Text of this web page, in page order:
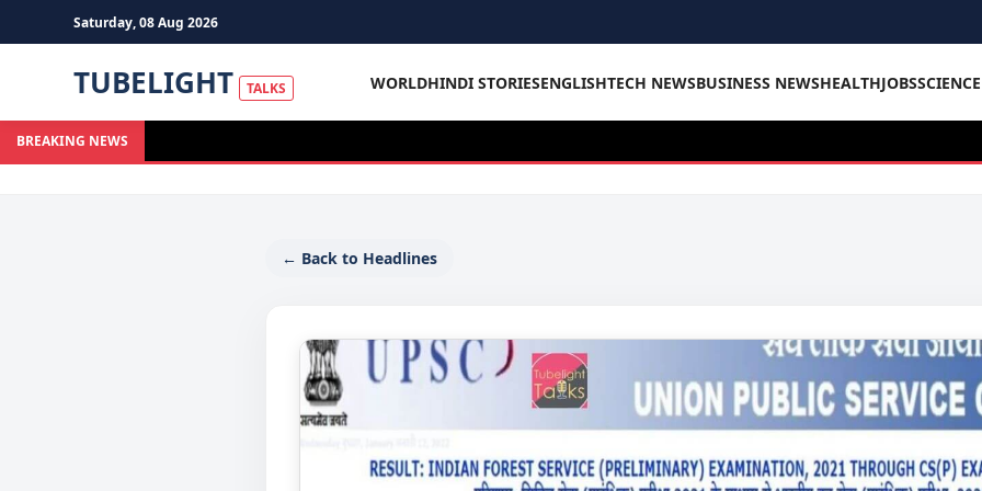
Saturday, 08 Aug 2026
TUBELIGHT TALKS WORLDHINDI STORIESENGLISHTECH NEWSBUSINESS NEWSHEALTHJOBS
BREAKING NEWS
← Back to Headlines